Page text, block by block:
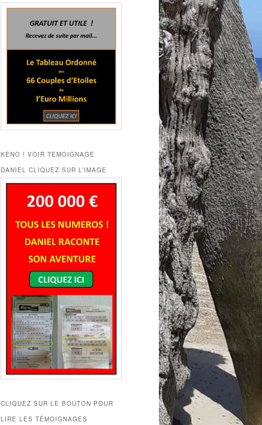
KENO ! VOIR TEMOIGNAGE
DANIEL CLIQUEZ SUR L’IMAGE
CLIQUEZ SUR LE BOUTON POUR
LIRE LES TÉMOIGNAGES